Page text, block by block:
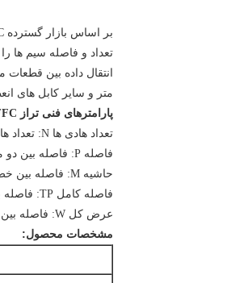
تعداد و فاصله سیم ها
متر و سایر کابل های
پارامترهای فنی تراز FFC:
تعداد هادی ها N: تعداد هادی های مس در کابل
فاصله P: فاصله بین دو مرکز مجاور هدایت کننده
حاشیه M: فاصله بین خط مرکزی ترین رسانا و لبه خط ردیف
فاصله کامل TP: فاصله بین دو مرکز دورترین هادی، TP = P * ((N-1) ؛
عرض کل W: فاصله بین دو لبه ردیف، W = P *(N +1) ؛
مشخصات محصول: